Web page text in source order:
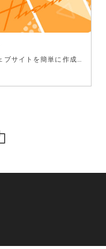
不動産プラグインシリーズ専用の美しいウェブサイトを簡単に作成できるテーマです。